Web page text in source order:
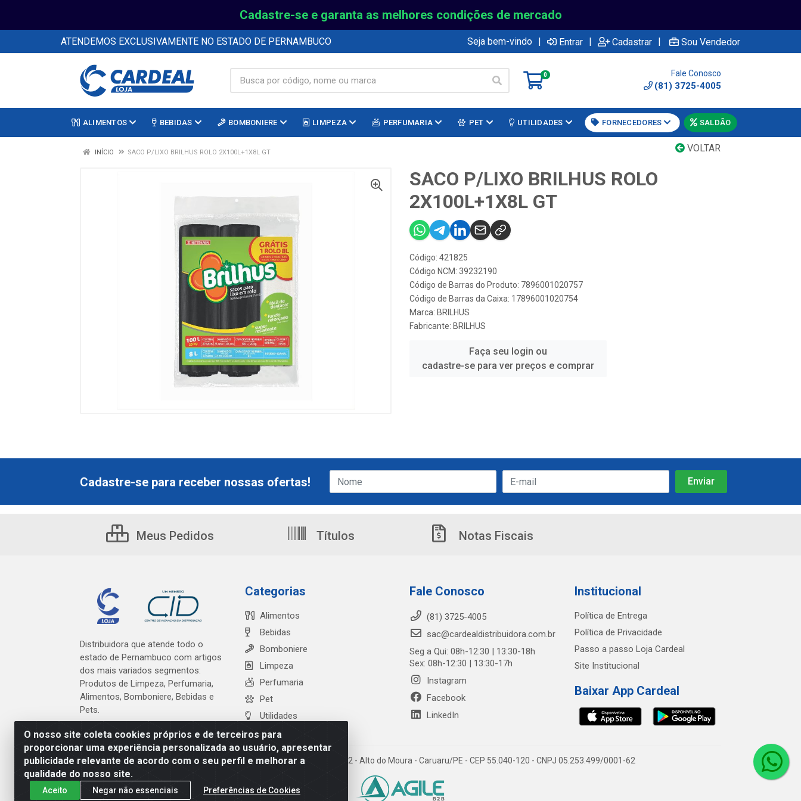
Cadastre-se e garanta as melhores condições de mercado
ATENDEMOS EXCLUSIVAMENTE NO ESTADO DE PERNAMBUCO Seja bem-vindo | Entrar | Cadastrar | Sou Vendedor
0 Fale Conosco
(81) 3725-4005
ALIMENTOS BEBIDAS BOMBONIERE LIMPEZA PERFUMARIA PET UTILIDADES FORNECEDORES SALDÃO
VOLTAR
INÍCIO SACO P/LIXO BRILHUS ROLO 2X100L+1X8L GT
SACO P/LIXO BRILHUS ROLO
2X100L+1X8L GT
Código: 421825
Código NCM: 39232190
Código de Barras do Produto: 7896001020757
Código de Barras da Caixa: 17896001020754
Marca: BRILHUS
Fabricante: BRILHUS
Faça seu login ou
cadastre-se para ver preços e comprar
O nosso site coleta cookies próprios e de terceiros para
proporcionar uma experiência personalizada ao usuário, apresentar
publicidade relevante de acordo com o seu perfil e melhorar a
qualidade do nosso site.
Aceito Negar não essenciais Preferências de Cookies
Cadastre-se para receber nossas ofertas!
Meus Pedidos Títulos Notas Fiscais
Distribuidora que atende todo o
estado de Pernambuco com artigos
dos mais variados segmentos:
Produtos de Limpeza, Perfumaria,
Alimentos, Bomboniere, Bebidas e
Pets.
Categorias
Alimentos
Bebidas
Bomboniere
Limpeza
Perfumaria
Pet
Utilidades
Fale Conosco
(81) 3725-4005
sac@cardealdistribuidora.com.br
Seg a Qui: 08h-12:30 | 13:30-18h
Sex: 08h-12:30 | 13:30-17h
Instagram
Facebook
LinkedIn
Institucional
Política de Entrega
Política de Privacidade
Passo a passo Loja Cardeal
Site Institucional
Baixar App Cardeal
Cardeal Distribuidora - Estrada Alto do Moura, 582 - Alto do Moura - Caruaru/PE - CEP 55.040-120 - CNPJ 05.253.499/0001-62